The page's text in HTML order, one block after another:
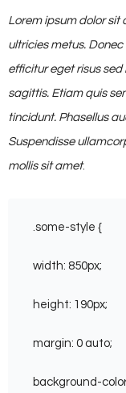
Lorem ipsum dolor sit
ultricies metus.
efficitur eget risus
sagittis. Etiam quis
tincidunt. Phasellus
Suspendisse
mollis sit amet.
.some-style {
width: 850px;
height: 190px;
margin: 0 auto;
background-